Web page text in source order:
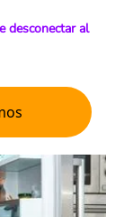
desconectar al